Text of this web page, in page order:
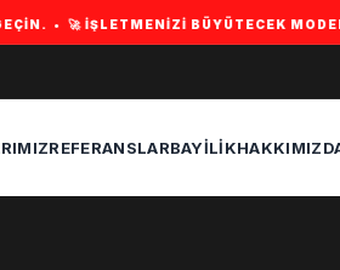
BÜYÜTECEK MODERN
REFERANSLARBAYILIK